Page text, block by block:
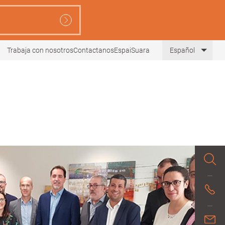
Trabaja con nosotrosContactanosEspaiSuara Español